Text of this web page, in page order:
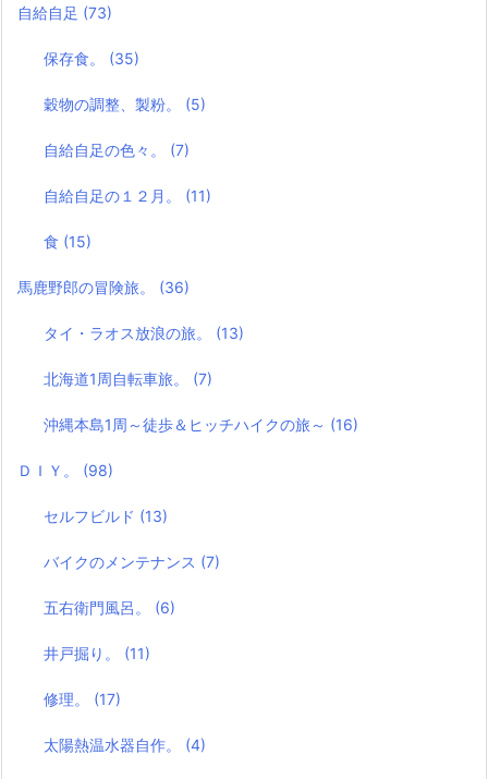
自給自足 (73)
保存食。 (35)
穀物の調整、製粉。 (5)
自給自足の色々。 (7)
自給自足の１２月。 (11)
食 (15)
馬鹿野郎の冒険旅。 (36)
タイ・ラオス放浪の旅。 (13)
北海道1周自転車旅。 (7)
沖縄本島1周～徒歩＆ヒッチハイクの旅～ (16)
ＤＩＹ。 (98)
セルフビルド (13)
バイクのメンテナンス (7)
五右衛門風呂。 (6)
井戸掘り。 (11)
修理。 (17)
太陽熱温水器自作。 (4)